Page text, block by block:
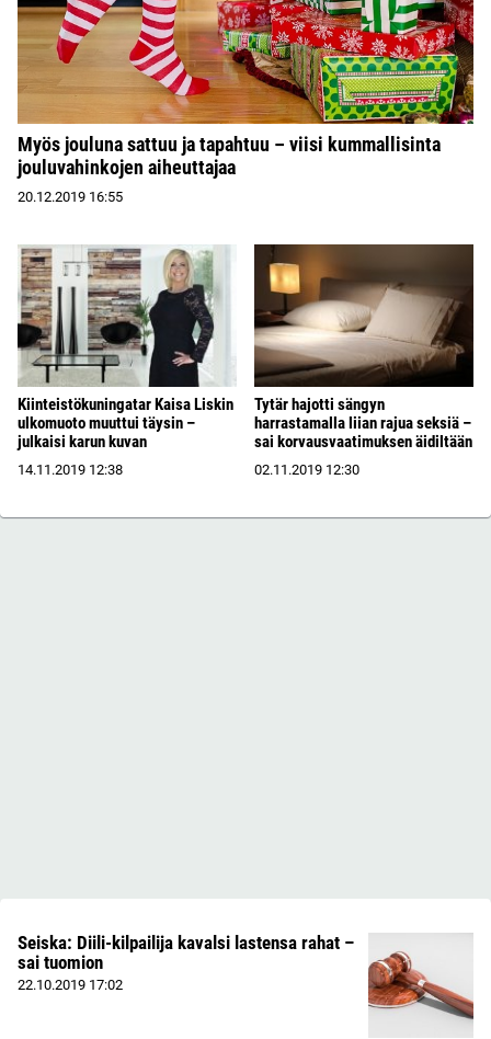
Myös jouluna sattuu ja tapahtuu – viisi kummallisinta
jouluvahinkojen aiheuttajaa
20.12.2019 16:55
Kiinteistökuningatar Kaisa Liskin
ulkomuoto muuttui täysin –
julkaisi karun kuvan
14.11.2019 12:38
Tytär hajotti sängyn
harrastamalla liian rajua seksiä –
sai korvausvaatimuksen äidiltään
02.11.2019 12:30
Seiska: Diili-kilpailija kavalsi lastensa rahat –
sai tuomion
22.10.2019 17:02